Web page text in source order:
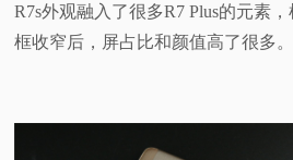
R7s外观融入了很多R7 Plus的元素
框收窄后，屏占比和颜值高了很多。